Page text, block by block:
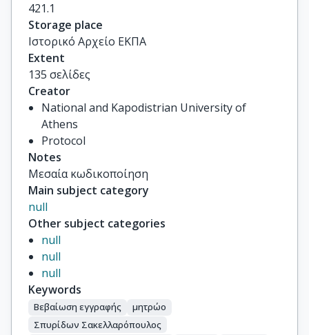
421.1
Storage place
Ιστορικό Αρχείο ΕΚΠΑ
Extent
135 σελίδες
Creator
National and Kapodistrian University of
Athens
Protocol
Notes
Μεσαία κωδικοποίηση
Main subject category
null
Other subject categories
null
null
null
Keywords
Βεβαίωση εγγραφής
μητρώο
Σπυρίδων Σακελλαρόπουλος